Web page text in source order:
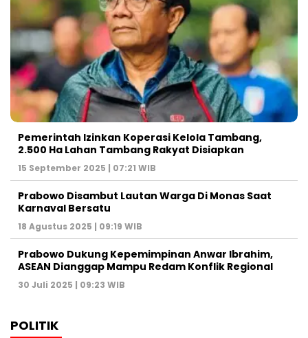
Pemerintah Izinkan Koperasi Kelola Tambang,
2.500 Ha Lahan Tambang Rakyat Disiapkan
15 September 2025 | 07:21 WIB
Prabowo Disambut Lautan Warga Di Monas Saat
Karnaval Bersatu
18 Agustus 2025 | 09:19 WIB
Prabowo Dukung Kepemimpinan Anwar Ibrahim,
ASEAN Dianggap Mampu Redam Konflik Regional
30 Juli 2025 | 09:23 WIB
POLITIK